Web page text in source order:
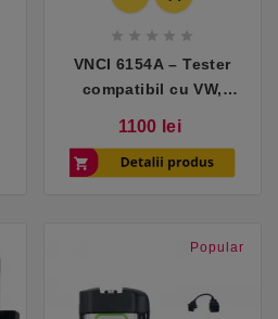
    
VNCI 6154A – Tester
compatibil cu VW,
1100 lei
Popular